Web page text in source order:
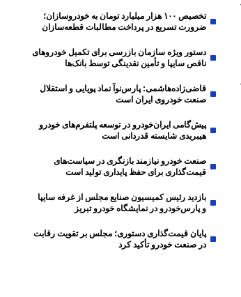
تخصیص ۱۰۰ هزار میلیارد تومان به خودروسازان؛
ضرورت تسریع در پرداخت مطالبات قطعه‌سازان
دستور ویژه سازمان بازرسی برای تکمیل خودروهای
ناقص سایپا و تأمین نقدینگی توسط بانک‌ها
قاضی‌زاده‌هاشمی: پارس‌نوآ نماد پویایی و استقلال
صنعت خودروی ایران است
پیش‌گامی ایران‌خودرو در توسعه پلتفرم‌های خودرو
هیبریدی شایسته قدردانی است
صنعت خودرو نیازمند بازنگری در سیاست‌های
قیمت‌گذاری برای حفظ پایداری تولید است
بازدید رئیس کمیسیون صنایع مجلس از غرفه سایپا
و پارس‌خودرو در نمایشگاه خودرو تبریز
پایان قیمت‌گذاری دستوری؛ مجلس بر تقویت رقابت
در صنعت خودرو تأکید کرد